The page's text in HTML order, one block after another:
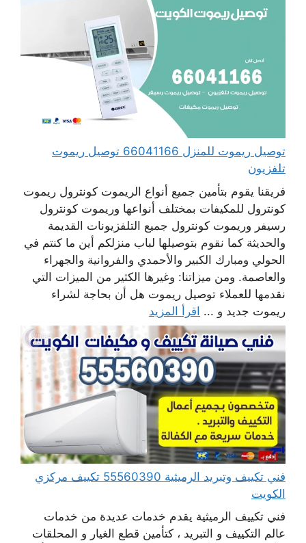
توصيل ريموت للمنزل 66041166 توصيل ريموت
تلفزيون
فريقنا يقوم بتأمين جميع أنواع الريموت كونترول ريموت
كونترول للمكيفات بمختلف أنواعها وريموت كونترول
رسيفر وريموت كونترول جميع التلفزيونات القديمة
والحديثة كما نقوم بتوصيلها لباب منزلكم أين ما كنتم في
الحولي ومبارك الكبير والأحمدي والفروانية والجهراء
والعاصمة. ومن ميزاتنا: وغيرها الكثير من الميزات التي
نقدمها للعملاء توصيل ريموت هل أن بحاجة لشراء
ريموت جديد و ... اقرأ المزيد
فني تكييف وتبريد الرميثية 55560390 تكييف مركزي
الكويت
فني تكييف الرميثية يقدم خدمات عديدة من خدمات
عالم التكييف و التبريد ، كتأمين قطع الغيار و المحلقات